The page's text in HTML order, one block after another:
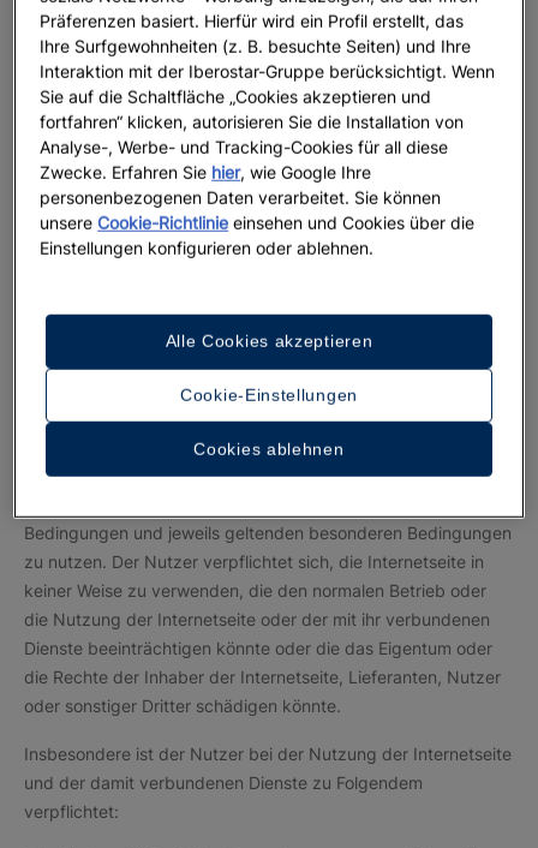
veröffentlicht, dass der Nutzer sie zur Kenntnis nehmen kann,
bevor er die Internetseite nutzt. Die fortgesetzte Nutzung der
Internetseite nach Änderung der allgemeinen Bedingungen
bedeutet die Annahme der entsprechenden geänderten
allgemeinen Bedingungen durch den Nutzer.
Pflichten des Nutzers
Der Nutzer erklärt durch die Nutzung der Internetseite, dass
er mindestens 18 Jahre alt ist. Minderjährige benötigen für die
Eltern, Erziehungsberechtigten oder gesetzlichen Vertreter,
die für alle Handlungen der von ihnen betreuten
Minderjährigen verantwortlich sind.
Der Nutzer verpflichtet sich, die Internetseite sowie die mit ihr
verbundenen Dienste stets in Übereinstimmung mit den
geltenden Gesetzen, den guten Sitten und der öffentlichen
Bedingungen und jeweils geltenden besonderen Bedingungen
zu nutzen. Der Nutzer verpflichtet sich, die Internetseite in
keiner Weise zu verwenden, die den normalen Betrieb oder
die Nutzung der Internetseite oder der mit ihr verbundenen
Dienste beeinträchtigen könnte oder die das Eigentum oder
die Rechte der Inhaber der Internetseite, Lieferanten, Nutzer
oder sonstiger Dritter schädigen könnte.
Insbesondere ist der Nutzer bei der Nutzung der Internetseite
und der damit verbundenen Dienste zu Folgendem
verpflichtet:
Präferenzen basiert. Hierfür wird ein Profil erstellt, das
Ihre Surfgewohnheiten (z. B. besuchte Seiten) und Ihre
Interaktion mit der Iberostar-Gruppe berücksichtigt. Wenn
Sie auf die Schaltfläche „Cookies akzeptieren und
fortfahren“ klicken, autorisieren Sie die Installation von
Analyse-, Werbe- und Tracking-Cookies für all diese
Zwecke. Erfahren Sie hier, wie Google Ihre
personenbezogenen Daten verarbeitet. Sie können
unsereCookie-Richtlinie einsehen und Cookies über die
Einstellungen konfigurieren oder ablehnen.
Cookie-Einstellungen
Cookies ablehnen
Alle Cookies akzeptieren